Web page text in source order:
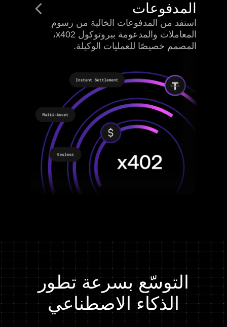
المدفوعات
استفد من المدفوعات الخالية من رسوم
المعاملات والمدعومة ببروتوكول x402،
المصمم خصيصًا للعمليات الوكيلة.
التوسّع بسرعة تطور
الذكاء الاصطناعي